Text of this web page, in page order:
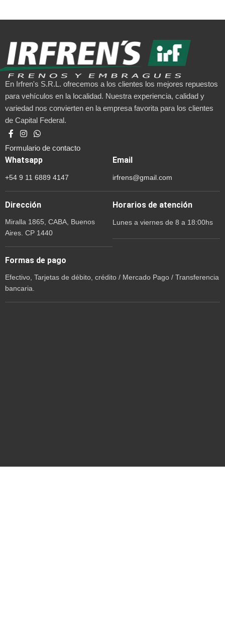
En Irfren's S.R.L. ofrecemos a los clientes los mejores repuestos
para vehículos en la localidad. Nuestra experiencia, calidad y
variedad nos convierten en la empresa favorita para los clientes
de Capital Federal.
Formulario de contacto
Whatsapp
+54 9 11 6889 4147
Email
irfrens@gmail.com
Dirección
Miralla 1865, CABA, Buenos
Aires. CP 1440
Horarios de atención
Lunes a viernes de 8 a 18:00hs
Formas de pago
Efectivo, Tarjetas de débito, crédito / Mercado Pago / Transferencia
bancaria.